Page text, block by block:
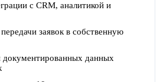
с CRM, аналитикой и
заявок в собственную
документированных данных